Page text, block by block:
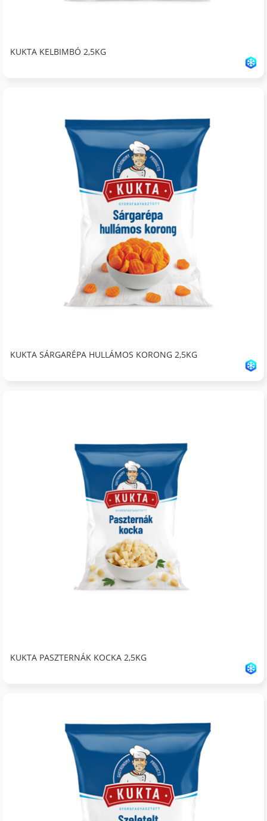
KUKTA KELBIMBÓ 2,5KG
KUKTA SÁRGARÉPA HULLÁMOS KORONG 2,5KG
KUKTA PASZTERNÁK KOCKA 2,5KG